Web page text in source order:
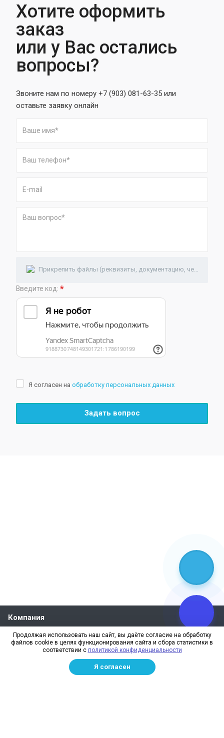
Хотите оформить
заказ
или у Вас остались
вопросы?
Звоните нам по номеру +7 (903) 081-63-35 или
оставьте заявку онлайн
Введите код: *
Я согласен на обработку персональных данных
Задать вопрос
Компания
Каталог
Полезная информация
Продолжая использовать наш сайт, вы даёте согласие на обработку
файлов cookie в целях функционирования сайта и сбора статистики в
соответствии с политикой конфиденциальности
Я согласен